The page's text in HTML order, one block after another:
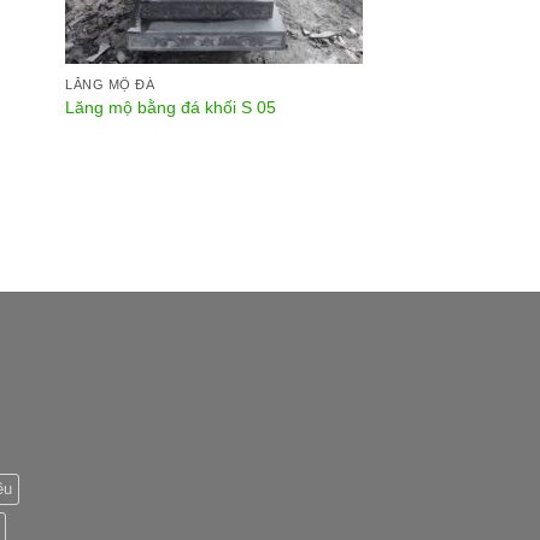
LĂNG MỘ ĐÁ
Lăng mộ bằng đá khối S 05